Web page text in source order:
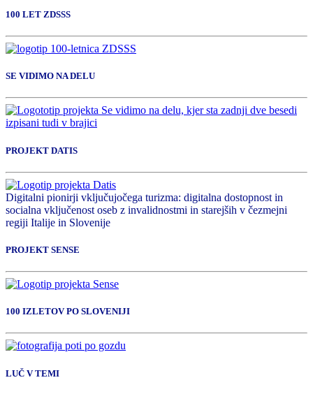
100 LET ZDSSS
SE VIDIMO NA DELU
PROJEKT DATIS
Digitalni pionirji vključujočega turizma: digitalna dostopnost in
socialna vključenost oseb z invalidnostmi in starejših v čezmejni
regiji Italije in Slovenije
PROJEKT SENSE
100 IZLETOV PO SLOVENIJI
LUČ V TEMI